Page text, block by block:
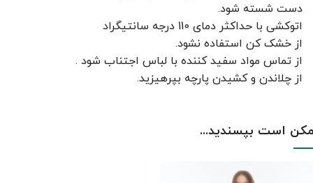
دست شسته شود.
اتوکشی با حداکثر دمای 110 درجه سانتیگراد
از خشک کن استفاده نشود.
از تماس مواد سفید کننده با لباس اجتناب شود .
از چلاندن و کشيدن پارچه بپرهيزيد.
است بپسندید...